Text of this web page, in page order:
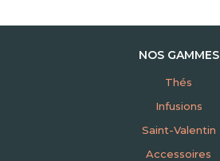
NOS GAMMES
Thés
Infusions
Saint-Valentin
Accessoires